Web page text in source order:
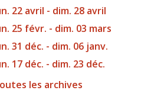
22 avril - dim. 28 avril
25 févr. - dim. 03 mars
31 déc. - dim. 06 janv.
17 déc. - dim. 23 déc.
les archives